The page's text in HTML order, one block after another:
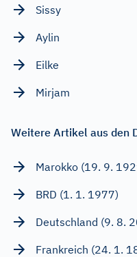
Sissy
Aylin
Eilke
Mirjam
Weitere Artikel aus den
Marokko (19. 9.
BRD (1. 1. 1977)
Deutschland (9. 8.
Frankreich (24. 1.